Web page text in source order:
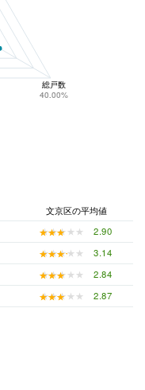
総戸数
40.00%
文京区の平均値
★★★★★
★★★★★
2.90
★★★★★
★★★★★
3.14
★★★★★
★★★★★
2.84
★★★★★
★★★★★ 2.87